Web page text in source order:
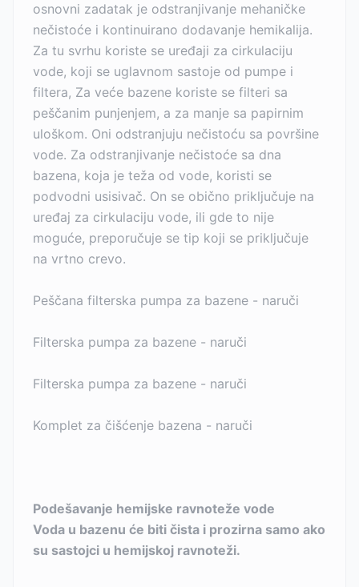
osnovni zadatak je odstranjivanje mehaničke
nečistoće i kontinuirano dodavanje hemikalija.
Za tu svrhu koriste se uređaji za cirkulaciju
vode, koji se uglavnom sastoje od pumpe i
filtera, Za veće bazene koriste se filteri sa
peščanim punjenjem, a za manje sa papirnim
uloškom. Oni odstranjuju nečistoću sa površine
vode. Za odstranjivanje nečistoće sa dna
bazena, koja je teža od vode, koristi se
podvodni usisivač. On se obično priključuje na
uređaj za cirkulaciju vode, ili gde to nije
moguće, preporučuje se tip koji se priključuje
na vrtno crevo.
Peščana filterska pumpa za bazene - naruči
Filterska pumpa za bazene - naruči
Filterska pumpa za bazene - naruči
Komplet za čišćenje bazena - naruči
Podešavanje hemijske ravnoteže vode
Voda u bazenu će biti čista i prozirna samo ako
su sastojci u hemijskoj ravnoteži.